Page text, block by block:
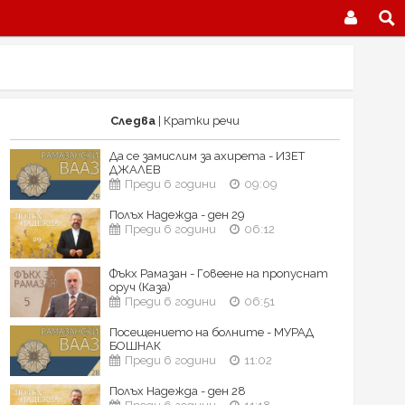
Следва | Кратки речи
Да се замислим за ахирета - ИЗЕТ
ДЖАЛЕВ
Преди 6 години
09:09
Полъх Надежда - ден 29
Преди 6 години
06:12
Фъкх Рамазан - Говеене на пропуснат
оруч (Каза)
Преди 6 години
06:51
Посещението на болните - МУРАД
БОШНАК
Преди 6 години
11:02
Полъх Надежда - ден 28